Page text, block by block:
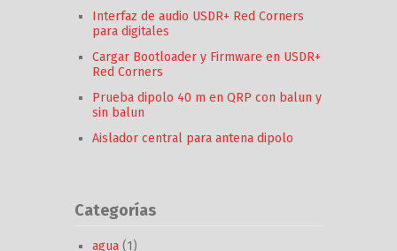
Interfaz de audio USDR+ Red Corners
para digitales
Cargar Bootloader y Firmware en USDR+
Red Corners
Prueba dipolo 40 m en QRP con balun y
sin balun
Aislador central para antena dipolo
Categorías
agua (1)